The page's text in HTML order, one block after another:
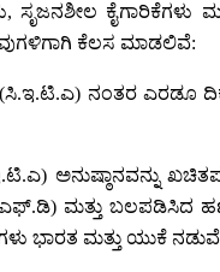
ಸೃಜನಶೀಲ
ಕೆಲಸ ಮಾಡಲಿವೆ:
ನಂತರ ಎರಡೂ
ಅನುಷ್ಠಾನವನ್ನು
ಮತ್ತು ಬಲಪಡಿಸಿದ
ಭಾರತ ಮತ್ತು ಯುಕೆ